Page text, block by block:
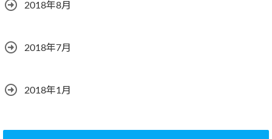
2018年8月
2018年7月
2018年1月